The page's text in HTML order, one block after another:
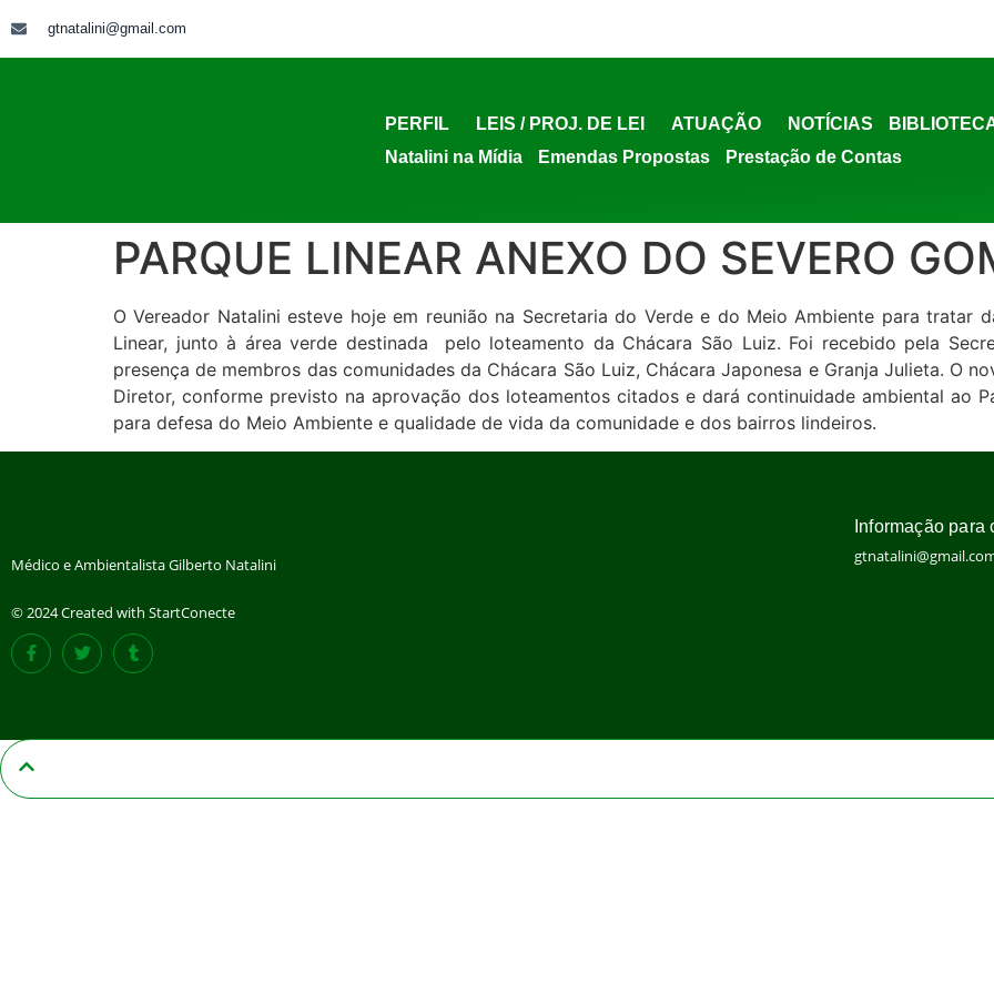
gtnatalini@gmail.com
PERFIL LEIS / PROJ. DE LEI ATUAÇÃO NOTÍCIAS
Natalini na Mídia
Emendas Propostas Prestação de Contas
PARQUE LINEAR ANEXO DO SEVERO
O Vereador Natalini esteve hoje em reunião na Secretaria do Verde e do Meio Ambiente para tratar
Linear, junto à área verde destinada pelo loteamento da Chácara São Luiz. Foi recebido pela
presença de membros das comunidades da Chácara São Luiz, Chácara Japonesa e Granja Julieta. O
Diretor, conforme previsto na aprovação dos loteamentos citados e dará continuidade ambiental ao
para defesa do Meio Ambiente e qualidade de vida da comunidade e dos bairros lindeiros.
Médico e Ambientalista Gilberto Natalini
© 2024 Created with StartConecte
Informação para